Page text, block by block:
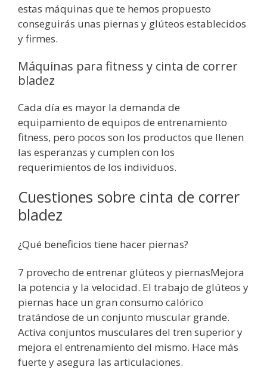
estas máquinas que te hemos propuesto
conseguirás unas piernas y glúteos establecidos
y firmes.
Máquinas para fitness y cinta de correr
bladez
Cada día es mayor la demanda de
equipamiento de equipos de entrenamiento
fitness, pero pocos son los productos que llenen
las esperanzas y cumplen con los
requerimientos de los individuos.
Cuestiones sobre cinta de correr
bladez
¿Qué beneficios tiene hacer piernas?
7 provecho de entrenar glúteos y piernasMejora
la potencia y la velocidad. El trabajo de glúteos y
piernas hace un gran consumo calórico
tratándose de un conjunto muscular grande.
Activa conjuntos musculares del tren superior y
mejora el entrenamiento del mismo. Hace más
fuerte y asegura las articulaciones.